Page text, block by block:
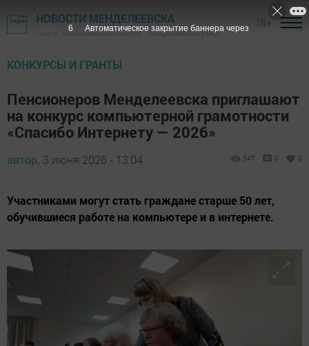
НОВОСТИ МЕНДЕЛЕЕВСКА
Газета "Менделеевские новости" - Менделеевский район
КОНКУРСЫ И ГРАНТЫ
Пенсионеров Менделеевска приглашают
на конкурс компьютерной грамотности
«Спасибо Интернету — 2026»
автор, 3 июня 2026 - 13:04 547 0 0
Участниками могут стать граждане старше 50 лет,
обучившиеся работе на компьютере и в интернете.
4 Автоматическое закрытие баннера через